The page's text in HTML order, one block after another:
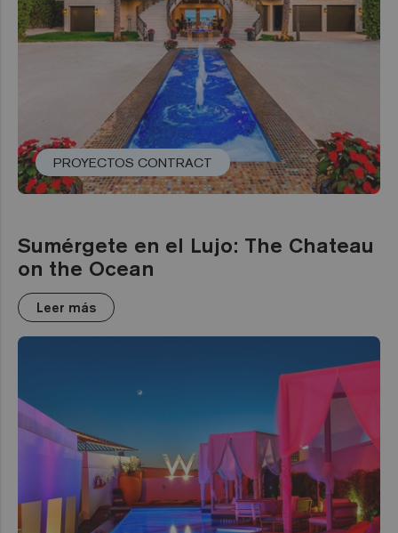
PROYECTOS CONTRACT
Sumérgete en el Lujo: The Chateau
on the Ocean
Leer más